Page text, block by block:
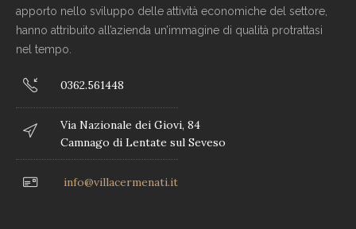
apporto nello sviluppo delle attività economiche del settore,
hanno attribuito all’azienda un’immagine di qualità protrattasi
nel tempo.
0362.561448
Via Nazionale dei Giovi, 84
Camnago di Lentate sul Seveso
info@villacermenati.it